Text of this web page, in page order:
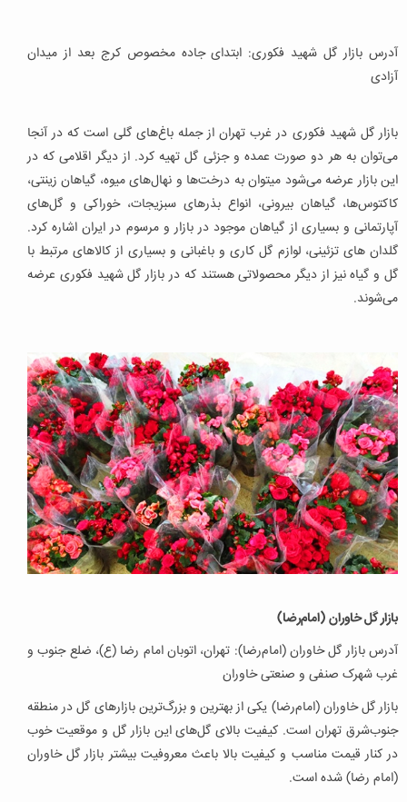
آدرس بازار گل شهید فکوری: ابتدای جاده مخصوص کرج بعد از میدان
آزادی
بازار گل شهید فکوری در غرب تهران از جمله باغ‌های گلی است که در آنجا
می‌توان به هر دو صورت عمده و جزئی گل تهیه کرد. از دیگر اقلامی که در
این بازار عرضه می‌شود میتوان به درخت‌ها و نهال‌های میوه، گیاهان زینتی،
کاکتوس‌ها، گیاهان بیرونی، انواع بذرهای سبزیجات، خوراکی و گل‌های
آپارتمانی و بسیاری از گیاهان موجود در بازار و مرسوم در ایران اشاره کرد.
گلدان های تزئینی، لوازم گل کاری و باغبانی و بسیاری از کالاهای مرتبط با
گل و گیاه نیز از دیگر محصولاتی هستند که در بازار گل شهید فکوری عرضه
می‌شوند.
بازار گل خاوران (امام‌رضا)
آدرس بازار گل خاوران (امام‌رضا): تهران، اتوبان امام رضا (ع)، ضلع جنوب و
غرب شهرک صنفی و صنعتی خاوران
بازار گل خاوران (امام‌رضا) یکی از بهترین و بزرگ‌ترین بازارهای گل در منطقه
جنوب‌شرق تهران است. کیفیت بالای گل‌های این بازار گل و موقعیت خوب
در کنار قیمت مناسب و کیفیت بالا باعث معروفیت بیشتر بازار گل خاوران
(امام رضا) شده است.